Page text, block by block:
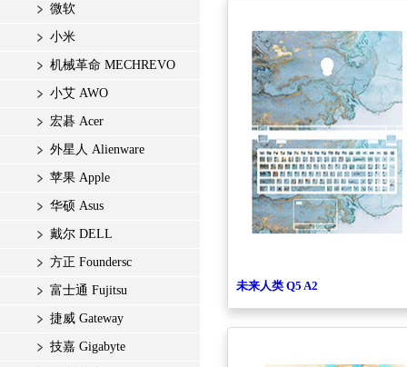
微软
小米
机械革命 MECHREVO
小艾 AWO
宏碁 Acer
外星人 Alienware
苹果 Apple
华硕 Asus
戴尔 DELL
方正 Foundersc
富士通 Fujitsu
捷威 Gateway
技嘉 Gigabyte
未来人类 Q5 A2